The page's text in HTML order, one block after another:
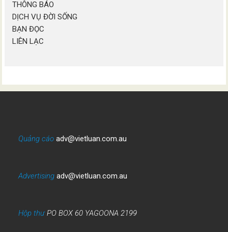
THÔNG BÁO
DỊCH VỤ ĐỜI SỐNG
BẠN ĐỌC
LIÊN LẠC
Quảng cáo adv@vietluan.com.au
Advertising adv@vietluan.com.au
Hộp thưPO BOX 60 YAGOONA 2199